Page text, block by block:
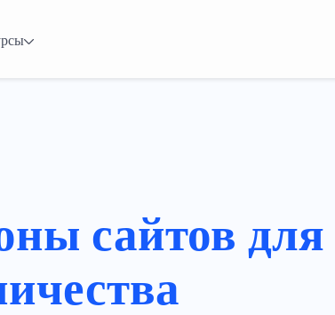
сайтов для